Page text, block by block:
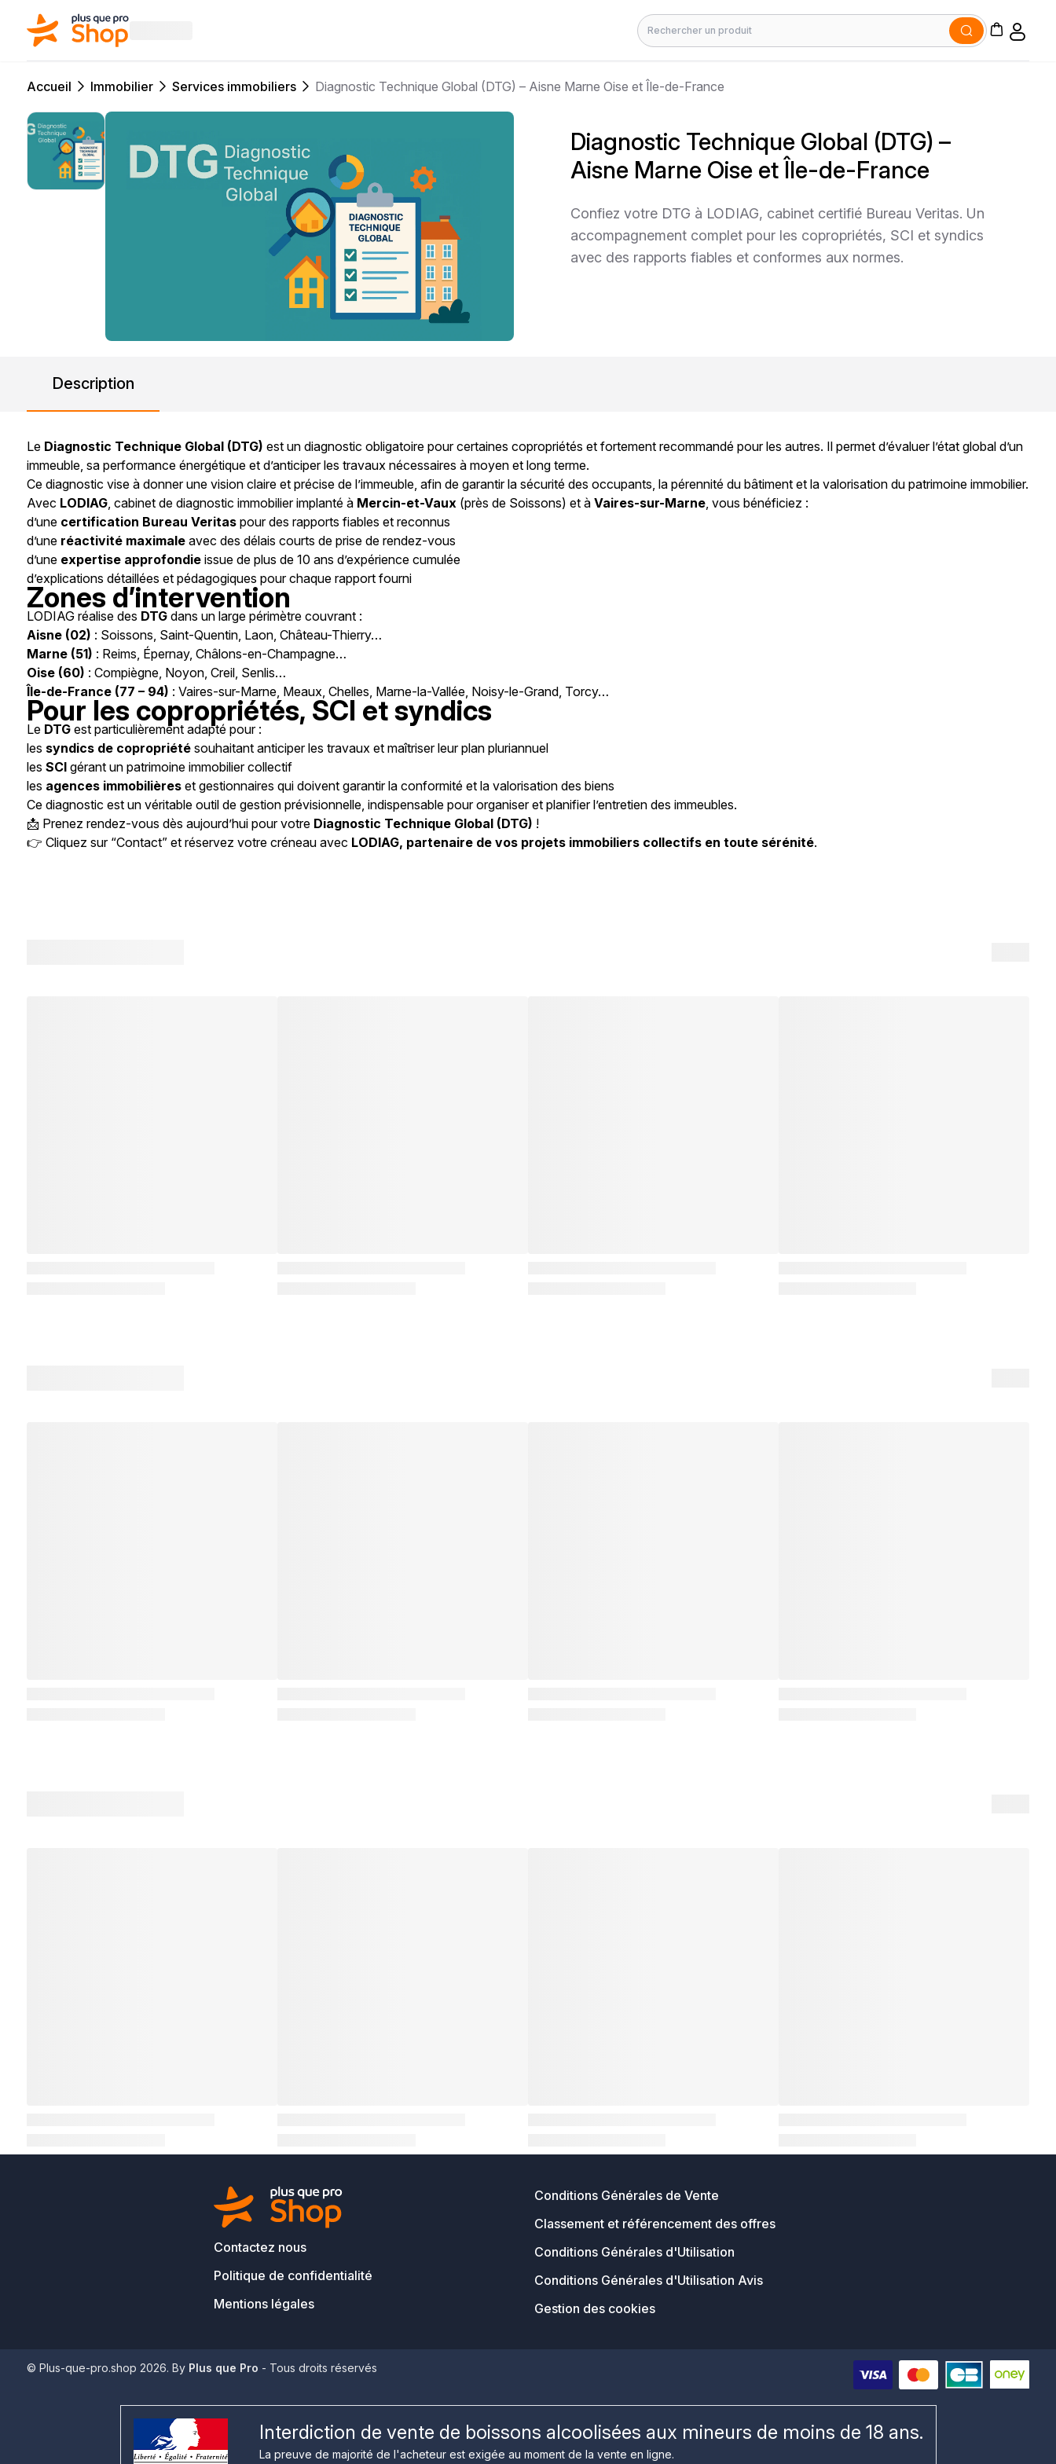
Rechercher
Accueil Immobilier Services immobiliers Diagnostic Technique Global (DTG) – Aisne Marne Oise et Île-de-France
Diagnostic Technique Global (DTG) –
Aisne Marne Oise et Île-de-France
Confiez votre DTG à LODIAG, cabinet certifié Bureau Veritas. Un
accompagnement complet pour les copropriétés, SCI et syndics
avec des rapports fiables et conformes aux normes.
Description
Le Diagnostic Technique Global (DTG) est un diagnostic obligatoire pour certaines copropriétés et fortement recommandé pour les autres. Il permet d’évaluer l’état global d’un
immeuble, sa performance énergétique et d’anticiper les travaux nécessaires à moyen et long terme.
Ce diagnostic vise à donner une vision claire et précise de l’immeuble, afin de garantir la sécurité des occupants, la pérennité du bâtiment et la valorisation du patrimoine immobilier.
Avec LODIAG, cabinet de diagnostic immobilier implanté à Mercin-et-Vaux (près de Soissons) et àVaires-sur-Marne, vous bénéficiez :
d’une certification Bureau Veritas pour des rapports fiables et reconnus
d’une réactivité maximale avec des délais courts de prise de rendez-vous
d’une expertise approfondie issue de plus de 10 ans d’expérience cumulée
d’explications détaillées et pédagogiques pour chaque rapport fourni
Zones d’intervention
LODIAG réalise des DTG dans un large périmètre couvrant :
Aisne (02) : Soissons, Saint-Quentin, Laon, Château-Thierry…
Marne (51) : Reims, Épernay, Châlons-en-Champagne…
Oise (60) : Compiègne, Noyon, Creil, Senlis…
Île-de-France (77 – 94) : Vaires-sur-Marne, Meaux, Chelles, Marne-la-Vallée, Noisy-le-Grand, Torcy…
Pour les copropriétés, SCI et syndics
Le DTG est particulièrement adapté pour :
les syndics de copropriété souhaitant anticiper les travaux et maîtriser leur plan pluriannuel
lesSCI gérant un patrimoine immobilier collectif
les agences immobilières et gestionnaires qui doivent garantir la conformité et la valorisation des biens
Ce diagnostic est un véritable outil de gestion prévisionnelle, indispensable pour organiser et planifier l’entretien des immeubles.
📩 Prenez rendez-vous dès aujourd’hui pour votre Diagnostic Technique Global (DTG) !
👉 Cliquez sur “Contact” et réservez votre créneau avec LODIAG, partenaire de vos projets immobiliers collectifs en toute sérénité.
Contactez nous
Politique de confidentialité
Mentions légales
Conditions Générales de Vente
Classement et référencement des offres
Conditions Générales d'Utilisation
Conditions Générales d'Utilisation Avis
Gestion des cookies
© Plus-que-pro.shop 2026. By Plus que Pro - Tous droits réservés
Interdiction de vente de boissons alcoolisées aux mineurs de moins de 18 ans.
La preuve de majorité de l'acheteur est exigée au moment de la vente en ligne.